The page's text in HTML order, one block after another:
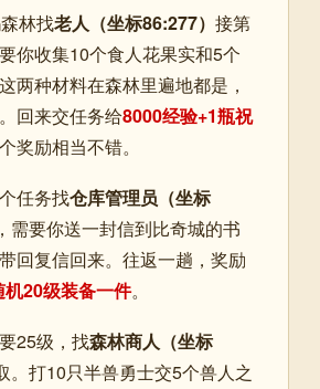
林找老人（坐标86:277） 接第
你收集10个食人花果实和5个
两种材料在森林里遍地都是，
回来交任务给8000经验+1瓶祝
奖励相当不错。
任务找仓库管理员（坐标
需要你送一封信到比奇城的书
回复信回来。往返一趟，奖励
20级装备一件。
25级，找森林商人（坐标
。打10只半兽勇士交5个兽人之